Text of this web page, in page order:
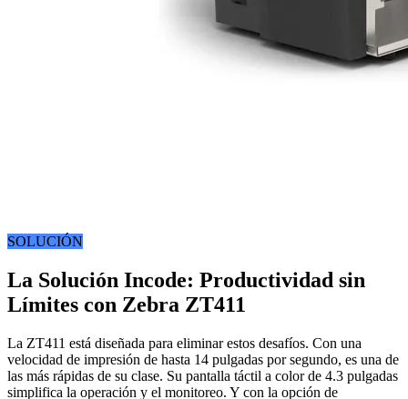
SOLUCIÓN
La Solución Incode: Productividad sin
Límites con Zebra ZT411
La ZT411 está diseñada para eliminar estos desafíos. Con una
velocidad de impresión de hasta 14 pulgadas por segundo, es una de
las más rápidas de su clase. Su pantalla táctil a color de 4.3 pulgadas
simplifica la operación y el monitoreo. Y con la opción de